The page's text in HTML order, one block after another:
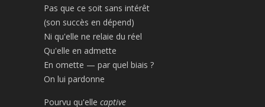
Pas que ce soit sans intérêt
(son succès en dépend)
Ni qu'elle ne relaie du réel
Qu'elle en admette
En omette — par quel biais ?
On lui pardonne
Pourvu qu'elle captive